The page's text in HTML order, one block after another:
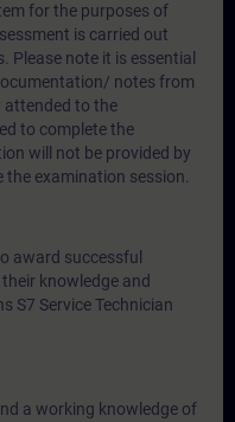
for the purposes of
is carried out
note it is essential
notes from
attended to the
to complete the
will not be provided by
examination session.
award successful
knowledge and
S7 Service Technician
a working knowledge of